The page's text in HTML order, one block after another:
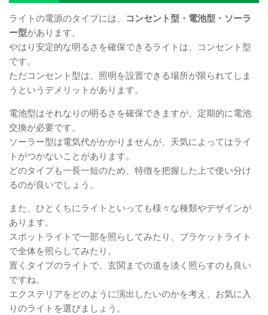
ライトの電源のタイプには、
コンセント型・電池型・ソーラ
ー型があります。
やはり安定的な明るさを確保できるライトは、コンセント型
です。
ただコンセント型は、照明を設置できる場所が限られてしま
うというデメリットがあります。
電池型はそれなりの明るさを確保できますが、定期的に電池
交換が必要です。
ソーラー型は電気代がかかりませんが、天気によってはライ
トがつかないことがあります。
どのタイプも一長一短のため、特徴を把握した上で使い分け
るのが良いでしょう。
また、ひとくちにライトといっても様々な種類やデザインが
あります。
スポットライトで一部を照らしてみたり、ブラケットライト
で全体を照らしてみたり。
置くタイプのライトで、玄関までの道を淡く照らすのも良い
ですね。
エクステリアをどのように演出したいのかを考え、お気に入
りのライトを選びましょう。